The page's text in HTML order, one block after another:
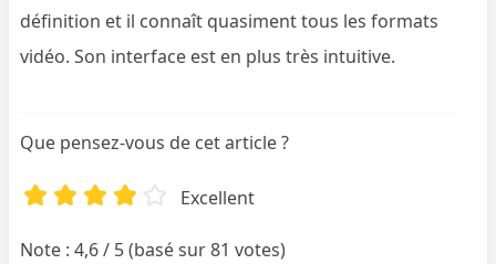
définition et il connaît quasiment tous les formats
vidéo. Son interface est en plus très intuitive.
Que pensez-vous de cet article ?
Excellent
Note : 4,6 / 5 (basé sur 81 votes)